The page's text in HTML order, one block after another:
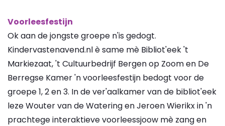
Voorleesfestijn
Ok aan de jongste groepe n'is gedogt.
Kindervastenavend.nl è same mè Bibliot'eek 't
Markiezaat, 't Cultuurbedrijf Bergen op Zoom en De
Berregse Kamer 'n voorleesfestijn bedogt voor de
groepe 1, 2 en 3. In de ver'aalkamer van de bibliot'eek
leze Wouter van de Watering en Jeroen Wierikx in 'n
prachtege interaktieve voorleessjoow mè zang en